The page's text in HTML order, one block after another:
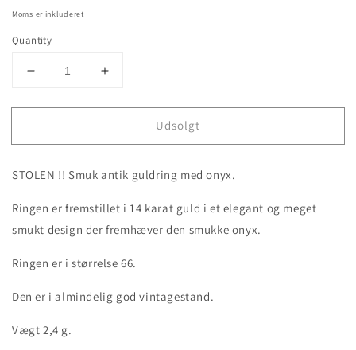
Moms er inkluderet
Quantity
Decrease
for
!!
antik
karat
guldring
onyx
Increase
for
STOLEN
!!
antik
karat
guldring
onyx
Udsolgt
STOLEN !! Smuk antik guldring med onyx.
Ringen er fremstillet i 14 karat guld i et elegant og meget
smukt design der fremhæver den smukke onyx.
Ringen er i størrelse 66.
Den er i almindelig god vintagestand.
Vægt 2,4 g.